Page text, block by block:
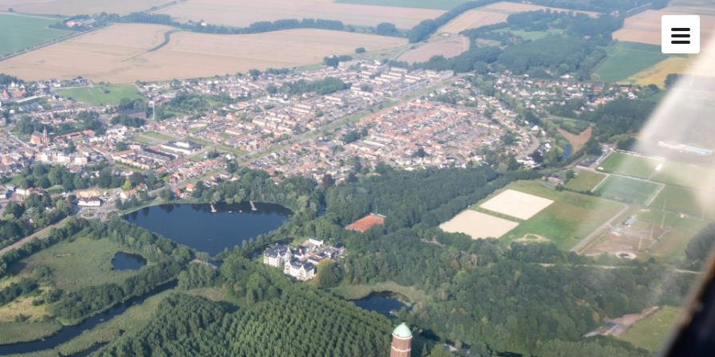
NOG MEER IN AXEL
NIEUWS & EVENEMENTEN
FOTOALBUM
PRAKTISCH